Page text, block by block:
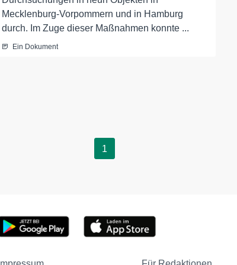
Mecklenburg-Vorpommern und in Hamburg
durch. Im Zuge dieser Maßnahmen konnte ...
Ein Dokument
1